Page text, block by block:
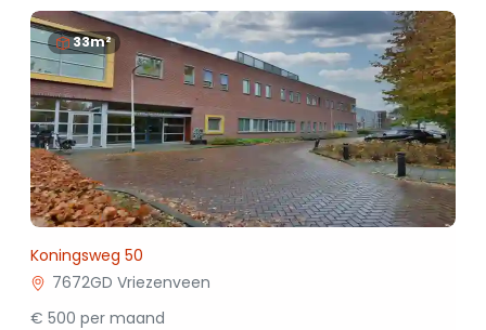
33m²
Koningsweg 50
7672GD Vriezenveen
€ 500 per maand